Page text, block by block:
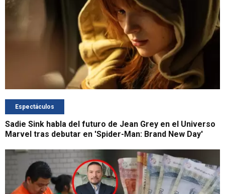
Espectáculos
Sadie Sink habla del futuro de Jean Grey en el Universo
Marvel tras debutar en 'Spider-Man: Brand New Day'